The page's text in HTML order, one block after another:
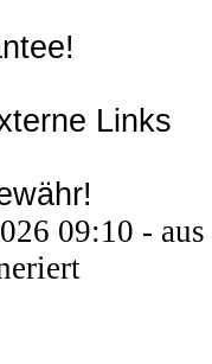
Links
09:10 - aus